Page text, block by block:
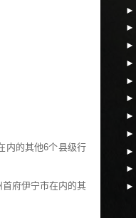
内的其他6个县级行
府伊宁市在内的其
►
►
►
►
►
►
►
►
►
►
►